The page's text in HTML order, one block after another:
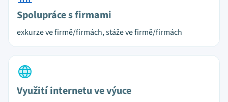
Spolupráce s firmami
exkurze ve firmě/firmách, stáže ve firmě/firmách
Využití internetu ve výuce